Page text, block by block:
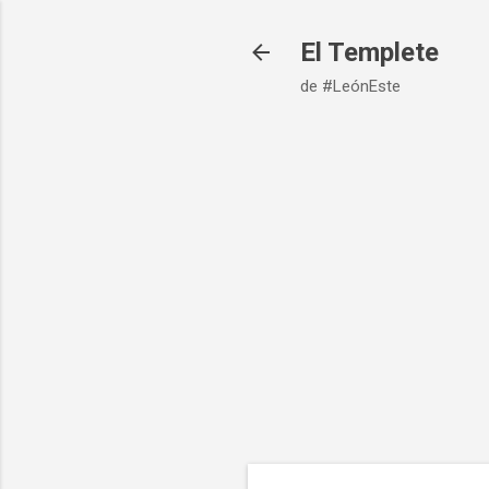
El Templete
de #LeónEste